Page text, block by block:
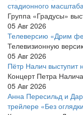
стадионного
Группа «Градусы»
05 Авг 2026
Телеверсию «Дрим
Телевизионную
05 Авг 2026
Пётр Налич выступит
Концерт Петра
05 Авг 2026
Анна Пересильд и
трейлере «Без